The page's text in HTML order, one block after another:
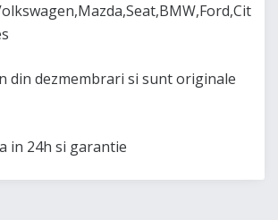
din dezmembrari si sunt originale
in 24h si garantie